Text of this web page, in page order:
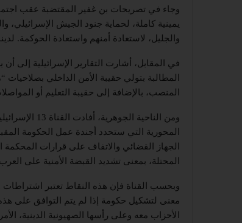
وجاء في تصريحات بن غفير المقتضبة عقب
يمينية كاملة، لحماية جنود الجيش
والجليل، لاستعادة أمنهم واستعادة الحوكمة.
في المقابل، أشارت التقارير الإسرائيلية إلى
المطالبة بتولي حقيبة الأمن الداخلي بصلاحيات
المنصب، بالإضافة إلى حقيبة التعليم أو
ومن الناحية
المحورية التي ستحدد أجندة عمل الحكومة
الجهاز القضائي والاتفاف على قرارات
المحتلة، بمعنى تشديد القبضة الأمنية على
وبحسب القناة فإن هذه النقاط تعتبر اشتراطات
معنى لتشكيل حكومة إذا لم يتم التوافق على
الأحزاب معه وعلى رأسها الصهيونية الدينية،